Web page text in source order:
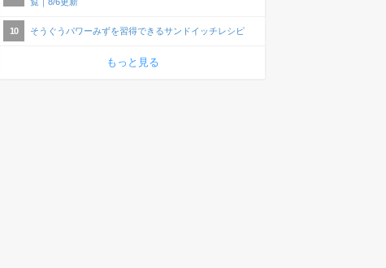
そうぐうパワーみずを習得できるサンドイッチレシピ
もっと見る